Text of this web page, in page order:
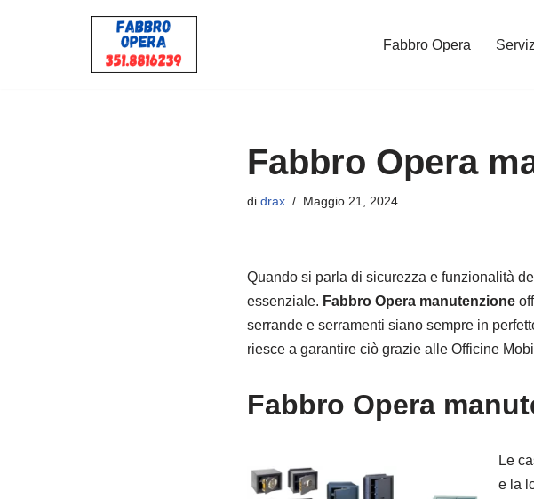
Fabbro Opera
Fabbro Opera
di drax Maggio 21, 2024
Quando si parla di sicurezza e funzionalità
essenziale. Fabbro Opera manutenzione
serrande e serramenti siano sempre in
riesce a garantire ciò grazie alle Officine
Fabbro Opera
Le
e la